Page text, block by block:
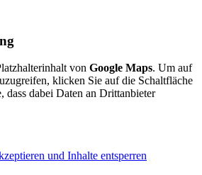
von Google Maps. Um auf
klicken Sie auf die Schaltfläche
dass dabei Daten an Drittanbieter
und Inhalte entsperren